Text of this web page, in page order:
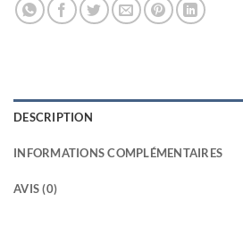
DESCRIPTION
INFORMATIONS COMPLÉMENTAIRES
AVIS (0)